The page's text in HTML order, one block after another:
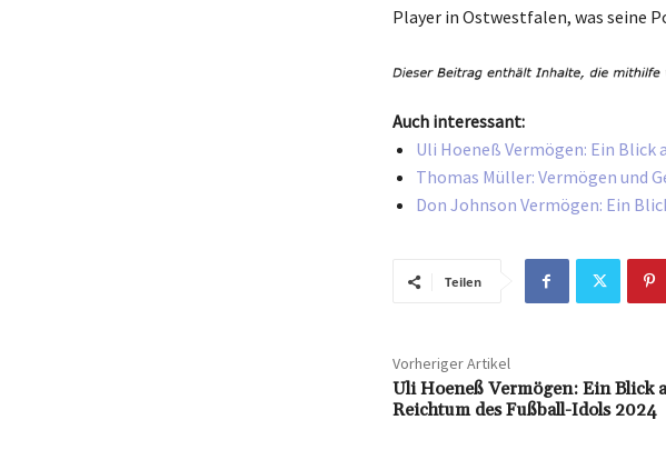
Player in Ostwestfalen, was seine
Auch interessant:
Uli Hoeneß Vermögen: Ein Blick
Thomas Müller: Vermögen und
Don Johnson Vermögen: Ein
Teilen
Vorheriger Artikel
Uli Hoeneß Vermögen: Ein Blick
Reichtum des Fußball-Idols 2024